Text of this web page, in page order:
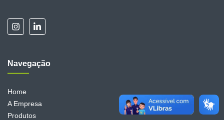
Navegação
Home
A Empresa
Produtos